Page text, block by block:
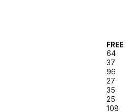
FREE
64
37
96
27
35
25
108